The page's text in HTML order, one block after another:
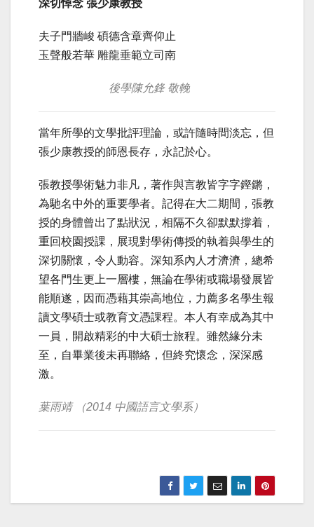
深切悼念 張少康教授
夫子門牆峻 碩德含章齊仰止
玉聲般若華 雕龍垂範立司南
後學陳允鋒 敬輓
當年所學的文學批評理論，或許隨時間淡忘，但
張少康教授的師恩長存，永記於心。
張教授學術魅力非凡，著作與言教皆字字鏗鏘，
為馳名中外的重要學者。記得在大二期間，張教
授的身體曾出了點狀況，相隔不久卻默默撐着，
重回校園授課，展現對學術傳授的執着與學生的
深切關懷，令人動容。深知系內人才濟濟，總希
望各門生更上一層樓，無論在學術或職場發展皆
能順遂，因而憑藉其崇高地位，力薦多名學生報
讀文學碩士或教育文憑課程。本人有幸成為其中
一員，開啟精彩的中大碩士旅程。雖然緣分未
至，自畢業後未再聯絡，但終究懷念，深深感
激。
葉雨靖 （2014 中國語言文學系）